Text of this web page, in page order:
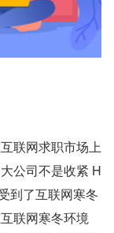
联网求职市场上
公司不是收紧 H
到了互联网寒冬
联网寒冬环境